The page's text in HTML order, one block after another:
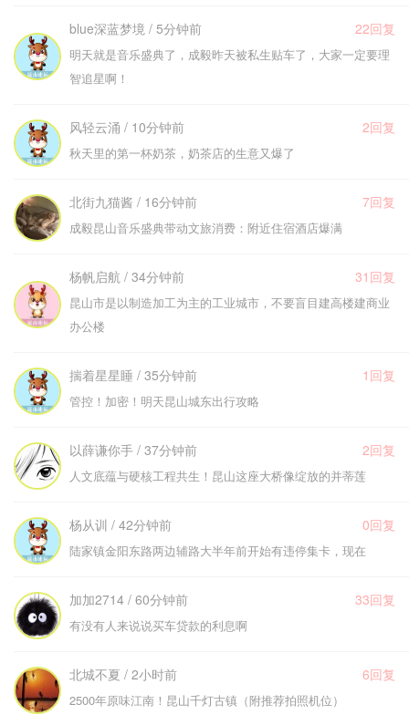
blue深蓝梦境 / 5分钟前 22回复
明天就是音乐盛典了，成毅昨天被私生贴车了，大家一定要理
智追星啊！
风轻云涌 / 10分钟前 2回复
秋天里的第一杯奶茶，奶茶店的生意又爆了
北街九猫酱 / 16分钟前 7回复
成毅昆山音乐盛典带动文旅消费：附近住宿酒店爆满
杨帆启航 / 34分钟前 31回复
昆山市是以制造加工为主的工业城市，不要盲目建高楼建商业
办公楼
揣着星星睡 / 35分钟前 1回复
管控！加密！明天昆山城东出行攻略
以薛谦你手 / 37分钟前 2回复
人文底蕴与硬核工程共生！昆山这座大桥像绽放的并蒂莲
杨从训 / 42分钟前 0回复
陆家镇金阳东路两边辅路大半年前开始有违停集卡，现在
加加2714 / 60分钟前 33回复
有没有人来说说买车贷款的利息啊
北城不夏 / 2小时前 6回复
2500年原味江南！昆山千灯古镇（附推荐拍照机位）